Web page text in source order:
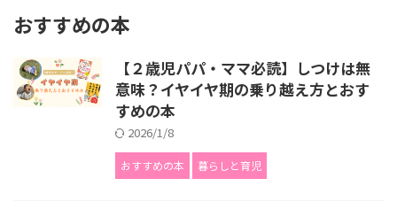
おすすめの本
【２歳児パパ・ママ必読】しつけは無
意味？イヤイヤ期の乗り越え方とおす
すめの本
2026/1/8
おすすめの本 暮らしと育児